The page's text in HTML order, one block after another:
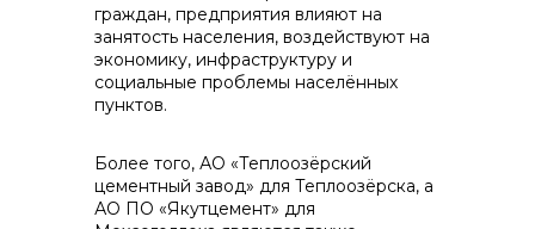
граждан, предприятия влияют на
занятость населения, воздействуют на
экономику, инфраструктуру и
социальные проблемы населённых
пунктов.
Более того, АО «Теплоозёрский
цементный завод» для Теплоозёрска, а
АО ПО «Якутцемент» для